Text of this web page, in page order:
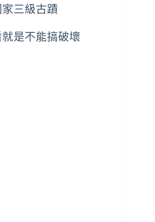
三級古蹟
是不能搞破壞